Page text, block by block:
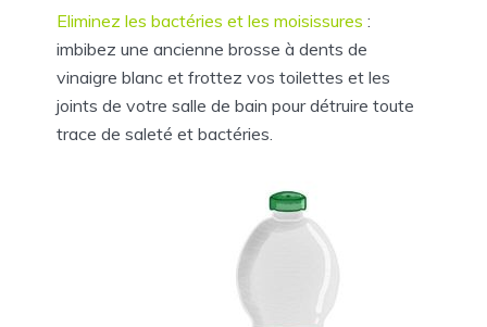
Eliminez les bactéries et les moisissures :
imbibez une ancienne brosse à dents de
vinaigre blanc et frottez vos toilettes et les
joints de votre salle de bain pour détruire toute
trace de saleté et bactéries.